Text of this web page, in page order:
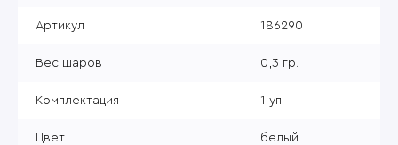
Артикул 186290
Вес шаров 0,3 гр.
Комплектация 1 уп
Цвет белый